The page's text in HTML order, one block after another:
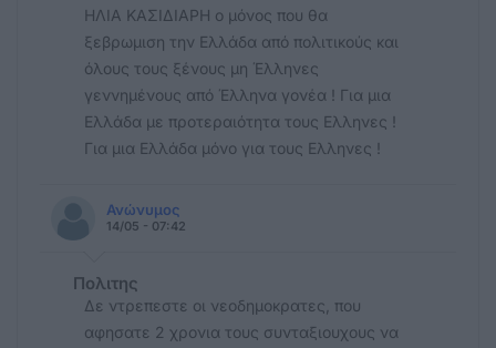
ΗΛΙΑ ΚΑΣΙΔΙΑΡΗ ο μόνος που θα
ξεβρωμιση την Ελλάδα από πολιτικούς και
όλους τους ξένους μη Έλληνες
γεννημένους από Έλληνα γονέα ! Για μια
Ελλάδα με προτεραιότητα τους Ελληνες !
Για μια Ελλάδα μόνο για τους Ελληνες !
Ανώνυμος
14/05 - 07:42
Πολιτης
Δε ντρεπεστε οι νεοδημοκρατες, που
αφησατε 2 χρονια τους συνταξιουχους να